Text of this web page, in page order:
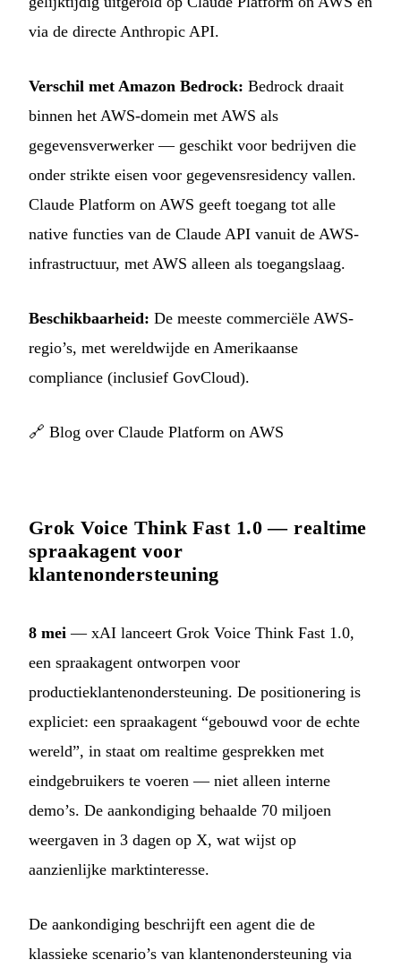
via de directe Anthropic API.
Verschil met Amazon Bedrock: Bedrock draait
binnen het AWS-domein met AWS als
gegevensverwerker — geschikt voor bedrijven die
onder strikte eisen voor gegevensresidency vallen.
Claude Platform on AWS geeft toegang tot alle
native functies van de Claude API vanuit de AWS-
infrastructuur, met AWS alleen als toegangslaag.
Beschikbaarheid: De meeste commerciële AWS-
regio’s, met wereldwijde en Amerikaanse
compliance (inclusief GovCloud).
🔗 Blog over Claude Platform on AWS
Grok Voice Think Fast 1.0 — realtime
spraakagent voor
klantenondersteuning
8 mei — xAI lanceert Grok Voice Think Fast 1.0,
een spraakagent ontworpen voor
productieklantenondersteuning. De positionering is
expliciet: een spraakagent “gebouwd voor de echte
wereld”, in staat om realtime gesprekken met
eindgebruikers te voeren — niet alleen interne
demo’s. De aankondiging behaalde 70 miljoen
weergaven in 3 dagen op X, wat wijst op
aanzienlijke marktinteresse.
De aankondiging beschrijft een agent die de
klassieke scenario’s van klantenondersteuning via